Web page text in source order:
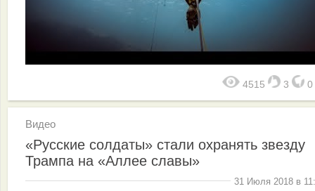
4515 3 0
Видео
«Русские солдаты» стали охранять звезду
Трампа на «Аллее славы»
31 Июля 2018 в